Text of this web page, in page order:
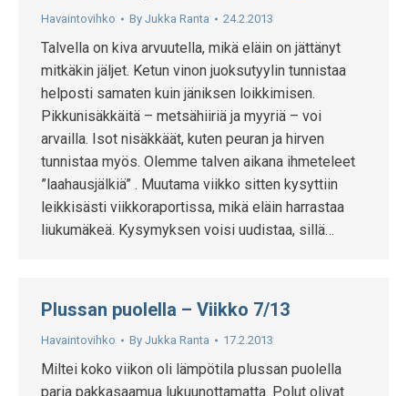
Havaintovihko By Jukka Ranta 24.2.2013
Talvella on kiva arvuutella, mikä eläin on jättänyt
mitkäkin jäljet. Ketun vinon juoksutyylin tunnistaa
helposti samaten kuin jäniksen loikkimisen.
Pikkunisäkkäitä – metsähiiriä ja myyriä – voi
arvailla. Isot nisäkkäät, kuten peuran ja hirven
tunnistaa myös. Olemme talven aikana ihmeteleet
”laahausjälkiä” . Muutama viikko sitten kysyttiin
leikkisästi viikkoraportissa, mikä eläin harrastaa
liukumäkeä. Kysymyksen voisi uudistaa, sillä…
Plussan puolella – Viikko 7/13
Havaintovihko By Jukka Ranta 17.2.2013
Miltei koko viikon oli lämpötila plussan puolella
paria pakkasaamua lukuunottamatta. Polut olivat